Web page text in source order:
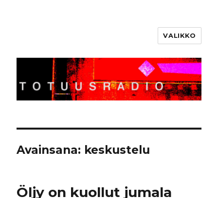
VALIKKO
Avainsana: keskustelu
Öljy on kuollut jumala